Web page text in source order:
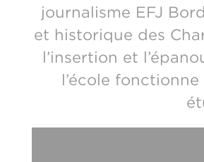
journalisme EFJ
et historique des
l’insertion et
l’école